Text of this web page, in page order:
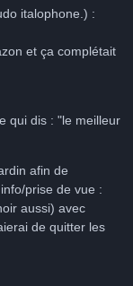
italophone.) :
et ça complétait
qui dis : "le meilleur
afin de
prise de vue :
aussi) avec
de quitter les